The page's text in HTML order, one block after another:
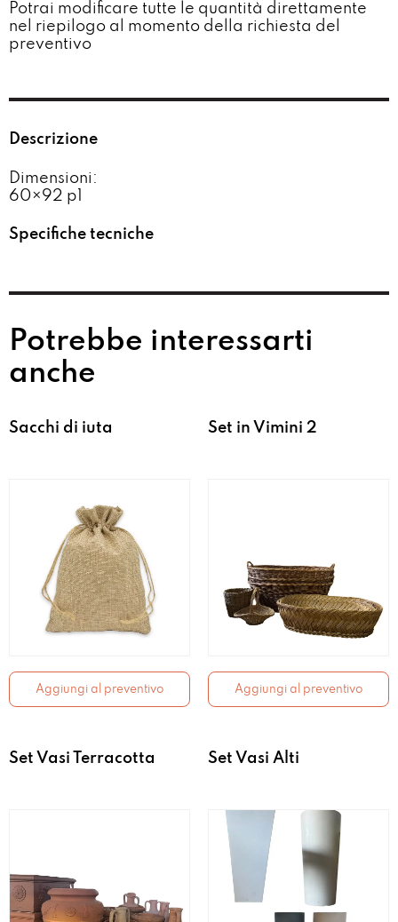
Potrai modificare tutte le quantità direttamente
nel riepilogo al momento della richiesta del
preventivo​
Descrizione
Dimensioni:
60×92 p1
Specifiche tecniche
Potrebbe interessarti
anche
Sacchi di iuta
Aggiungi al preventivo
Set in Vimini 2
Aggiungi al preventivo
Set Vasi Terracotta Set Vasi Alti